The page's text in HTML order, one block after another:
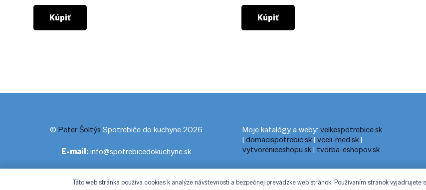
Kúpiť Kúpiť
© Peter Šoltýs Spotrebiče do kuchyne 2026
E-mail:info@spotrebicedokuchyne.sk
Moje katalógy a weby:velkespotrebice.sk
|domacispotrebic.sk|vceli-med.sk|
vytvorenieeshopu.sk| tvorba-eshopov.sk
Táto web stránka používa cookies k analýze návštevnosti a bezpečnej prevádzke web stránok. Používaním stránok